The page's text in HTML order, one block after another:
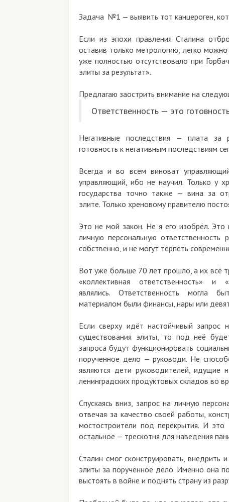
Задача №1 — выявить тот канцероген,
Если из эпохи правления Сталина
оставив только метрологию, легко
уже полностью отсутствовало при
элиты за результат».
Предлагаю заострить внимание на
Ответственность — это
Негативные последствия — плата за
готовность к негативным последствиям
Всегда и во всем виноват
управляющий, ибо не научил. Только у
государства точно также — вина за
элите. Только хреновому правителю
Это не мой закон. Не я его изобрёл. Это
личную персональную ответственность
собственно, и не могут терпеть
Вот уже больше 70 лет прошло, а их всё
«коллективная ответственность» и
являлись. Ответственность могла
материалом были финансы, нары или
Если сверху идёт настойчивый запрос
существования элиты, то под неё
запроса будут функционировать
порученное дело — руководи. Не
являются дети руководителей,
ленинградских продуктовых складов во
Спускаясь вниз, запрос на личную
отвечая за качество своей работы,
мостостроители под перекрытия. И это
остальное — трескотня для наведения
Сталин смог сконструировать, внедрить
элиты за порученное дело. Именно она
выстоять в войне и поднять страну из